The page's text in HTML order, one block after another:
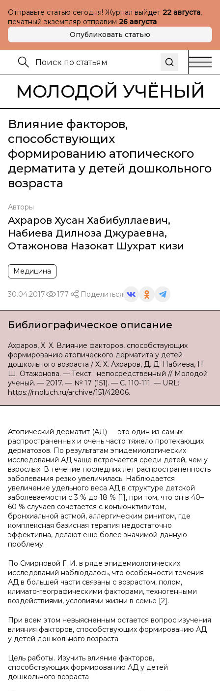
Отправьте статью сегодня! Журнал выйдет 22 августа,
печатный экземпляр отправим 26 августа
Опубликовать статью
МОЛОДОЙ УЧЁНЫЙ
Влияние факторов,
способствующих
формированию атопического
дерматита у детей дошкольного
возраста
Авторы
Ахраров Хусан Хабибуллаевич,
Набиева Дилноза Джураевна,
Отажонова Назокат Шухрат кизи
Медицина
30.04.2017 177 Поделиться
Библиографическое описание
Ахраров, Х. Х. Влияние факторов, способствующих
формированию атопического дерматита у детей
дошкольного возраста / Х. Х. Ахраров, Д. Д. Набиева, Н.
Ш. Отажонова. — Текст : непосредственный // Молодой
ученый. — 2017. — № 17 (151). — С. 110-111. — URL:
https://moluch.ru/archive/151/42806.
Атопический дерматит (АД) — это один из самых
распространенных и очень часто тяжело протекающих
дерматозов. По результатам эпидемиологических
исследований АД чаще встречается среди детей, чем у
взрослых. В течение последних лет распространенность
заболевания резко увеличилась. Наблюдается
увеличение удельного веса АД в структуре детской
заболеваемости с 3 % до 18 % [1], при том, что он в 40–
60 % случаев сочетается с конъюнктивитом,
бронхиальной астмой, аллергическим ринитом, где
комплексная базисная терапия недостаточно
эффективна, делают ещё более значимой данную
проблему.
По Смирновой Г. И. в ряде эпидемиологических
исследований наблюдалось, что особенности течения
АД в большей части связаны с возрастом, полом,
климато-географическими факторами, техногенными
воздействиями, условиями жизни в семье [2].
При всем этом невыясненным остается вопрос изучения
влияния факторов, способствующих формированию АД
у детей дошкольного возраста
Цель работы. Изучить влияние факторов,
способствующих формированию АД у детей
дошкольного возраста